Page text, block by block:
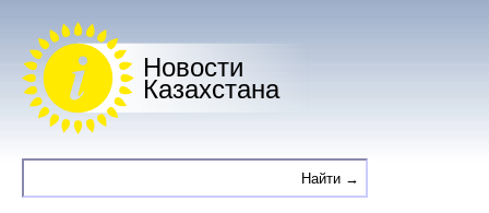
Новости
Казахстана